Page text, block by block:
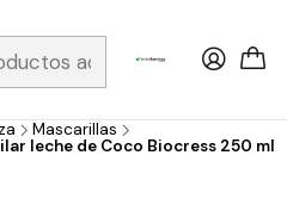
/ Envios a todo el país y
Mascarillas
leche de Coco Biocress 250 ml